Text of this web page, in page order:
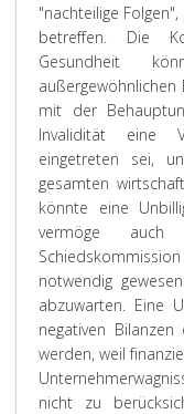
"nachteilige
betreffen. Die
Gesundheit
außergewöhnlichen
mit der
Invalidität eine
eingetreten sei,
gesamten
könnte eine
vermöge
notwendig
abzuwarten. Eine
negativen
werden, weil
nicht zu